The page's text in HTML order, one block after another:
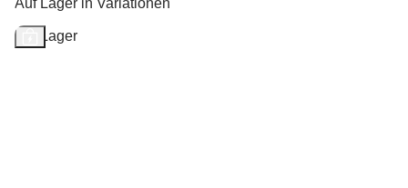
Auf Lager in Variationen
Auf Lager